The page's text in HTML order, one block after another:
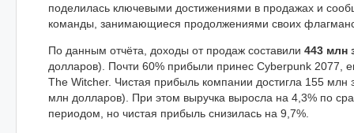
поделилась ключевыми достижениями в продажах и
команды, занимающиеся продолжениями своих
По данным отчёта, доходы от продаж составили 443 млн
долларов). Почти 60% прибыли принес Cyberpunk 2077,
The Witcher. Чистая прибыль компании достигла 155 млн
млн долларов). При этом выручка выросла на 4,3% по
периодом, но чистая прибыль снизилась на 9,7%.